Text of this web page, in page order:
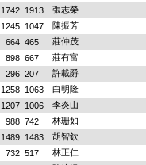
1742
1913
張志榮
1245
1047
陳振芳
664 465
莊仲茂
898 667
莊有富
296 207
許載爵
1258
1063
白明隆
1207
1006
李炎山
988 742
林珊如
1489
1483
胡智欽
732 517
林正仁